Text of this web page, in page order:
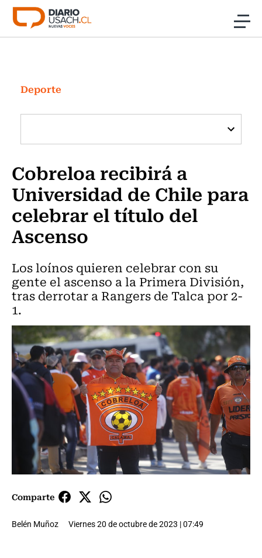
Click acá para ir directamente al contenido
Investigación
Cultura
Programas Radio y TV Usach
Deporte
Cobreloa recibirá a
Universidad de Chile para
celebrar el título del
Ascenso
Los loínos quieren celebrar con su
gente el ascenso a la Primera División,
tras derrotar a Rangers de Talca por 2-
1.
Comparte
Belén Muñoz Viernes 20 de octubre de 2023 | 07:49